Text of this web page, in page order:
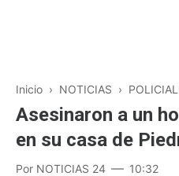
Inicio › NOTICIAS ›
Asesinaron a un
en su casa de
Por NOTICIAS 24 10:32